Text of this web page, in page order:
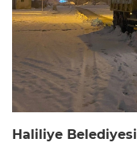
Haliliye Belediyesi